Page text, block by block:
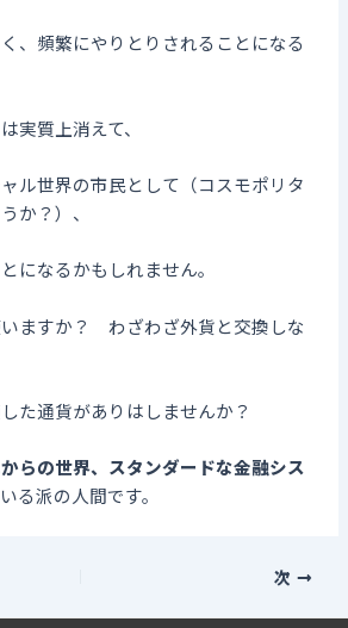
、頻繁にやりとりされることになる
実質上消えて、
ル世界の市民として（コスモポリタ
か？）、
になるかもしれません。
ますか？ わざわざ外貨と交換しな
た通貨がありはしませんか？
らの世界、スタンダードな金融シス
る派の人間です。
次